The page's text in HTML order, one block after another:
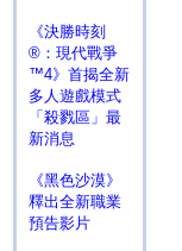
《決勝時刻
®：現代戰爭
™4》首揭全新
多人遊戲模式
「殺戮區」最
新消息
《黑色沙漠》
釋出全新職業
預告影片